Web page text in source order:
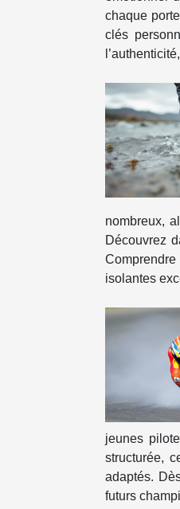
chaque
clés
nombreux,
Découvrez
isolantes
jeunes
structurée,
adaptés.
futurs